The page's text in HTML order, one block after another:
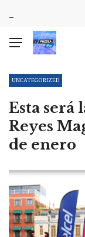
UNCATEGORIZED
Esta será
Reyes
de enero